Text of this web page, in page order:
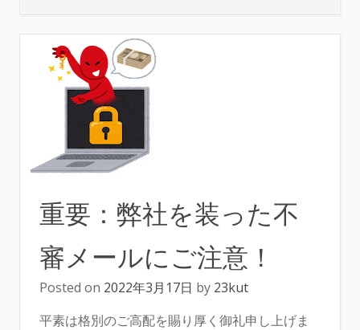
重要：弊社を装った不
審メールにご注意！
Posted on 2022年3月17日 by 23kut
平素は格別のご高配を賜り厚く御礼申し上げま